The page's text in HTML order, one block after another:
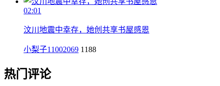
02:01
汶川地震中幸存，她创共享书屋感恩
小梨子11002069 1188
热门评论